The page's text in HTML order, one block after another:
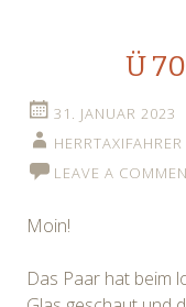
Ü
31. JANUAR 2023
HERRTAXIFAHRER
LEAVE A
Moin!
Das Paar hat beim